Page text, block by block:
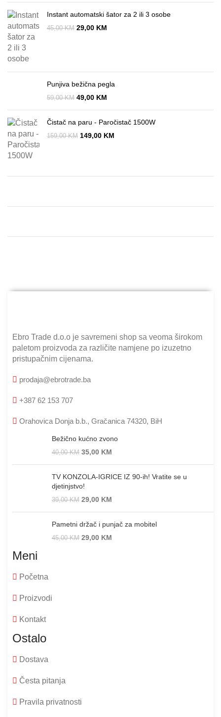
Instant automatski šator za 2 ili 3 osobe
45,00KM 29,00 KM
Punjiva bežična pegla
59,00KM 49,00 KM
Čistač na paru - Paročistač 1500W
159,00KM 149,00 KM
Ebro Trade d.o.o je savremeni shop sa veoma širokom
paletom proizvoda za različite namjene po izuzetno
pristupačnim cijenama.
prodaja@ebrotrade.ba
+387 62 153 707
Orahovica Donja b.b., Gračanica 74320, BiH
Bežično kućno zvono
40,00KM 35,00 KM
TV KONZOLA-IGRICE IZ 90-ih! Vratite se u
djetinjstvo!
39,00KM 29,00 KM
Pametni držač i punjač za mobitel
45,00KM 29,00 KM
Meni
Početna
Proizvodi
Kontakt
Ostalo
Dostava
Česta pitanja
Pravila privatnosti